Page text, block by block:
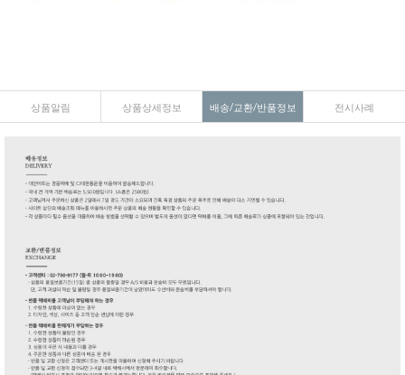
상품알림 상품상세정보 배송/교환/반품정보 전시사례